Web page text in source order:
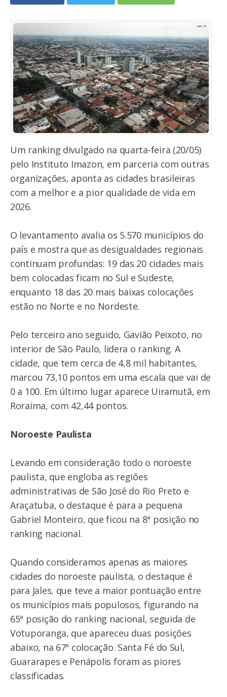
Um ranking divulgado na quarta-feira (20/05)
pelo Instituto Imazon, em parceria com outras
organizações, aponta as cidades brasileiras
com a melhor e a pior qualidade de vida em
2026.
O levantamento avalia os 5.570 municípios do
país e mostra que as desigualdades regionais
continuam profundas: 19 das 20 cidades mais
bem colocadas ficam no Sul e Sudeste,
enquanto 18 das 20 mais baixas colocações
estão no Norte e no Nordeste.
Pelo terceiro ano seguido, Gavião Peixoto, no
interior de São Paulo, lidera o ranking. A
cidade, que tem cerca de 4,8 mil habitantes,
marcou 73,10 pontos em uma escala que vai de
0 a 100. Em último lugar aparece Uiramutã, em
Roraima, com 42,44 pontos.
Noroeste Paulista
Levando em consideração todo o noroeste
paulista, que engloba as regiões
administrativas de São José do Rio Preto e
Araçatuba, o destaque é para a pequena
Gabriel Monteiro, que ficou na 8ª posição no
ranking nacional.
Quando consideramos apenas as maiores
cidades do noroeste paulista, o destaque é
para Jales, que teve a maior pontuação entre
os municípios mais populosos, figurando na
65ª posição do ranking nacional, seguida de
Votuporanga, que apareceu duas posições
abaixo, na 67ª colocação. Santa Fé do Sul,
Guararapes e Penápolis foram as piores
classificadas.